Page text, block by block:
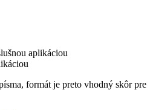
aplikáciou
formát je preto vhodný skôr pre